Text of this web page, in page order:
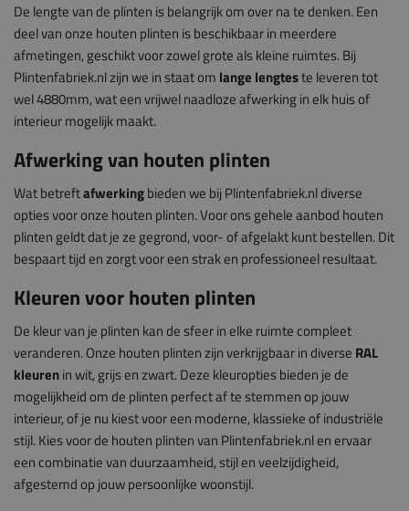
De lengte van de plinten is belangrijk om over na te denken. Een
deel van onze houten plinten is beschikbaar in meerdere
afmetingen, geschikt voor zowel grote als kleine ruimtes. Bij
Plintenfabriek.nl zijn we in staat om lange lengteste leveren tot
wel 4880mm, wat een vrijwel naadloze afwerking in elk huis of
interieur mogelijk maakt.
Afwerking van houten plinten
Wat betreftafwerkingbieden we bij Plintenfabriek.nl diverse
opties voor onze houten plinten. Voor ons gehele aanbod houten
plinten geldt dat je ze gegrond, voor- of afgelakt kunt bestellen. Dit
bespaart tijd en zorgt voor een strak en professioneel resultaat.
Kleuren voor houten plinten
De kleur van je plinten kan de sfeer in elke ruimte compleet
veranderen. Onze houten plinten zijn verkrijgbaar in diverse RAL
kleurenin wit, grijs en zwart. Deze kleuropties bieden je de
mogelijkheid om de plinten perfect af te stemmen op jouw
interieur, of je nu kiest voor een moderne, klassieke of industriële
stijl. Kies voor de houten plinten van Plintenfabriek.nl en ervaar
een combinatie van duurzaamheid, stijl en veelzijdigheid,
afgestemd op jouw persoonlijke woonstijl.